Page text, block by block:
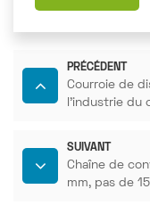
PRÉCÉDENT
Courroie de
l'industrie du
SUIVANT
Chaîne de
mm, pas de